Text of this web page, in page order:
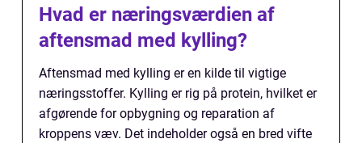
Hvad er næringsværdien af
aftensmad med kylling?
Aftensmad med kylling er en kilde til vigtige
næringsstoffer. Kylling er rig på protein, hvilket er
afgørende for opbygning og reparation af
kroppens væv. Det indeholder også en bred vifte